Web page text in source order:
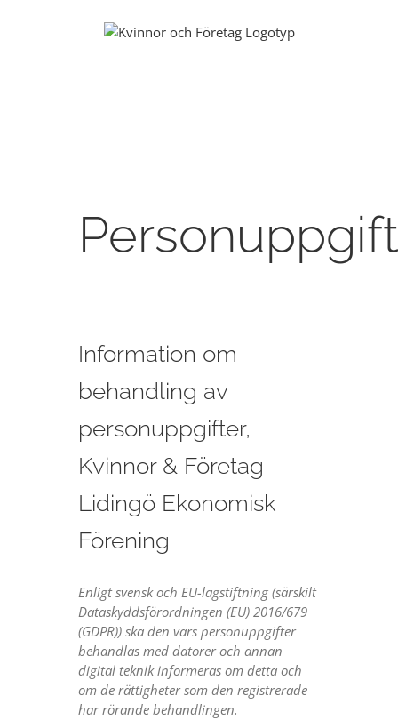
Information om
behandling av
personuppgifter,
Kvinnor & Företag
Lidingö Ekonomisk
Förening
Enligt svensk och EU-lagstiftning (särskilt
Dataskyddsförordningen (EU) 2016/679
(GDPR)) ska den vars personuppgifter
behandlas med datorer och annan
digital teknik informeras om detta och
om de rättigheter som den registrerade
har rörande behandlingen.